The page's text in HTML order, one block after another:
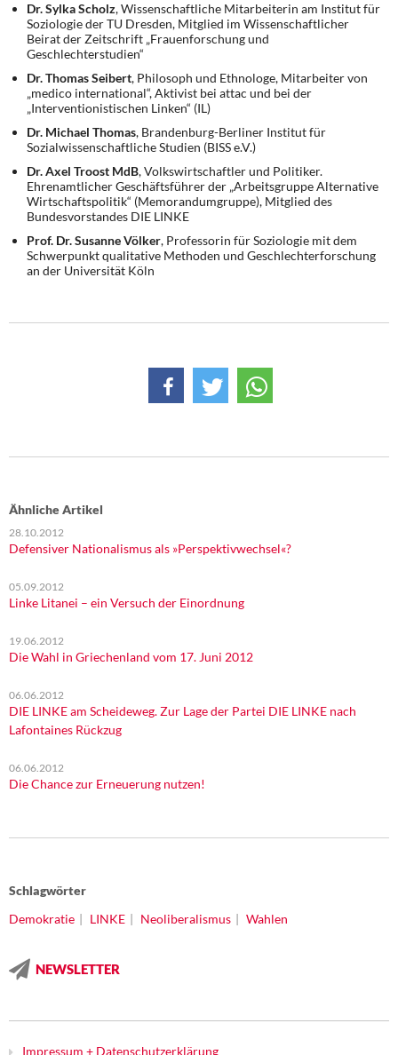
Dr. Sylka Scholz, Wissenschaftliche Mitarbeiterin am Institut für
Soziologie der TU Dresden, Mitglied im Wissenschaftlicher
Beirat der Zeitschrift „Frauenforschung und
Geschlechterstudien“
Dr. Thomas Seibert, Philosoph und Ethnologe, Mitarbeiter von
„medico international“, Aktivist bei attac und bei der
„Interventionistischen Linken“ (IL)
Dr. Michael Thomas, Brandenburg-Berliner Institut für
Sozialwissenschaftliche Studien (BISS e.V.)
Dr. Axel Troost MdB, Volkswirtschaftler und Politiker.
Ehrenamtlicher Geschäftsführer der „Arbeitsgruppe Alternative
Wirtschaftspolitik“ (Memorandumgruppe), Mitglied des
Bundesvorstandes DIE LINKE
Prof. Dr. Susanne Völker, Professorin für Soziologie mit dem
Schwerpunkt qualitative Methoden und Geschlechterforschung
an der Universität Köln
Ähnliche Artikel
28.10.2012
Defensiver Nationalismus als »Perspektivwechsel«?
05.09.2012
Linke Litanei – ein Versuch der Einordnung
19.06.2012
Die Wahl in Griechenland vom 17. Juni 2012
06.06.2012
DIE LINKE am Scheideweg. Zur Lage der Partei DIE LINKE nach
Lafontaines Rückzug
06.06.2012
Die Chance zur Erneuerung nutzen!
Schlagwörter
Demokratie
LINKE Neoliberalismus Wahlen
NEWSLETTER
Impressum + Datenschutzerklärung